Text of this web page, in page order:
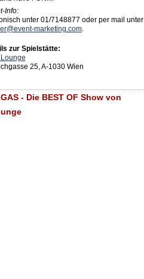
Info:
unter 01/7148877 oder per mail unter
marketing.com.
zur Spielstätte:
Lounge
25, A-1030 Wien
- Die BEST OF Show von